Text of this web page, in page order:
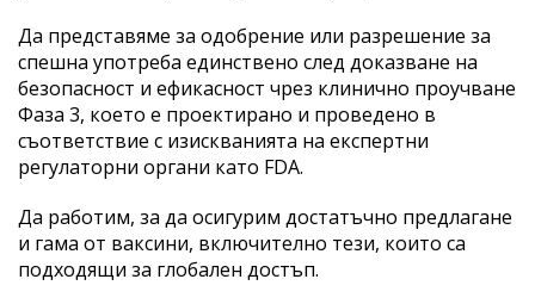
Да представяме за одобрение или разрешение за
спешна употреба единствено след доказване на
безопасност и ефикасност чрез клинично проучване
Фаза 3, което е проектирано и проведено в
съответствие с изискванията на експертни
регулаторни органи като FDA.
Да работим, за да осигурим достатъчно предлагане
и гама от ваксини, включително тези, които са
подходящи за глобален достъп.